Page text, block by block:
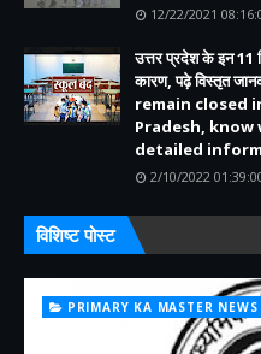
12/22/2021
उत्तर प्रदेश के इन 11
कारण, पढ़े विस्तृत
remain closed
Pradesh,
detailed
2/10/2022
विशिष्ट पोस्ट
PRIMARY KA MASTER NEWS